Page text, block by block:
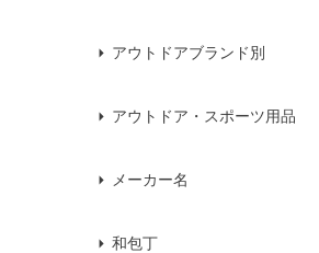
アウトドアブランド別
アウトドア・スポーツ用品
メーカー名
和包丁